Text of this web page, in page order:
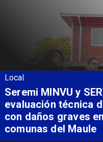
Local
Fondo Orasmi
familia de Romeral
costear
especializada de
Síndrome de